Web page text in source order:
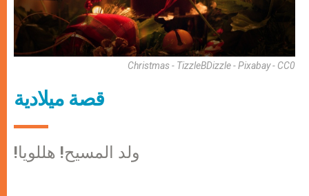
Christmas - TizzleBDizzle - Pixabay - CC0
قصة ميلادية
!ولد المسيح! هللويا